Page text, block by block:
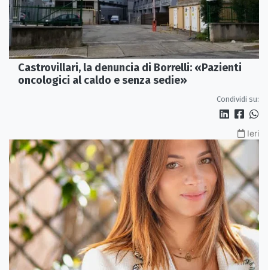
Castrovillari, la denuncia di Borrelli: «Pazienti
oncologici al caldo e senza sedie»
Condividi su:
Ieri